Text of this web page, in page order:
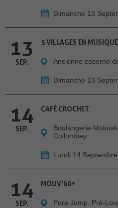
Dimanche 13
13
SEP.
5 VILLAGES EN
Ancienne caserne
Dimanche 13
14
SEP.
CAFÉ CROCHET
Boulangerie
Collombey
Lundi 14
14
SEP.
MOUV'60+
Pure Jump, Pré-